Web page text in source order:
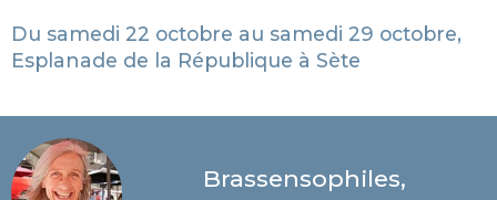
Du samedi 22 octobre au samedi 29 octobre,
Esplanade de la République à Sète
Brassensophiles,